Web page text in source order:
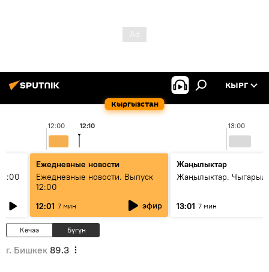
Кыргызстан
КЫРГ
12:00 13:00
12:10
Ежедневные новости
Ежедневные новости. Выпуск
12:00
12:01 7 мин эфир
Жаңылыктар
Жаңылыктар.
13:01 7 мин
Кечээ Бүгүн
г. Бишкек 89.3